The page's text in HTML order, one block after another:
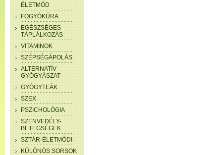
ÉLETMÓD
FOGYÓKÚRA
EGÉSZSÉGES
TÁPLÁLKOZÁS
VITAMINOK
SZÉPSÉGÁPOLÁS
ALTERNATÍV
GYÓGYÁSZAT
GYÓGYTEÁK
SZEX
PSZICHOLÓGIA
SZENVEDÉLY-
BETEGSÉGEK
SZTÁR-ÉLETMÓDI
KÜLÖNÖS SORSOK